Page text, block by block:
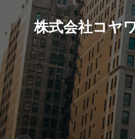
株式会社コヤ